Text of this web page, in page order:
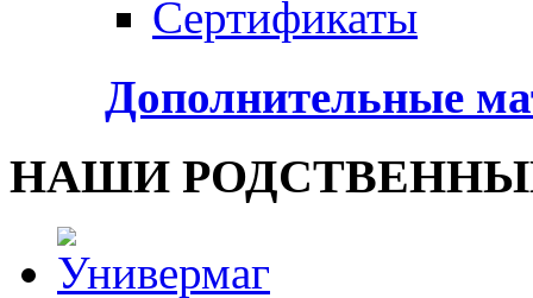
Сертификаты
Дополнительные
НАШИ